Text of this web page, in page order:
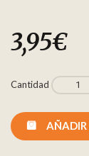
3,95€
Cantidad
AÑADIR